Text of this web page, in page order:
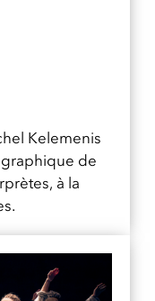
Kelemenis
de
à la